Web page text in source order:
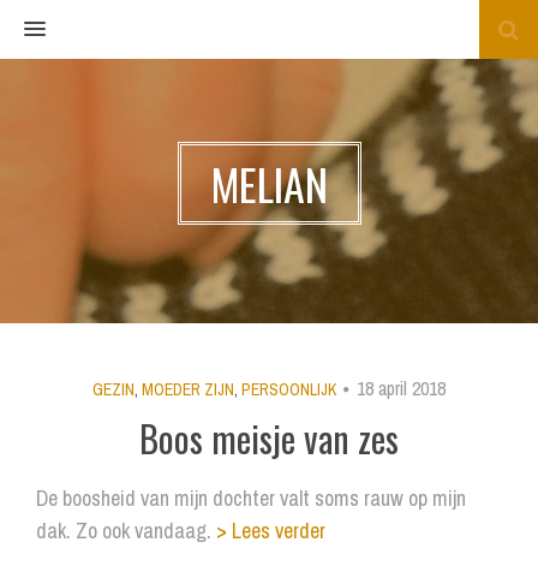
MENU
MELIAN
GEZIN, MOEDER ZIJN, PERSOONLIJK 18 april 2018
Boos meisje van zes
De boosheid van mijn dochter valt soms rauw op mijn
dak. Zo ook vandaag. > Lees verder